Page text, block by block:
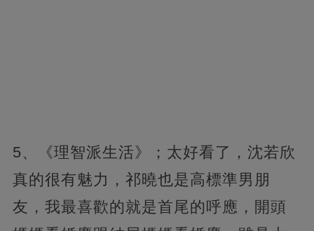
5、《理智派生活》；太好看了，沈若欣
真的很有魅力，祁曉也是高標準男朋
友，我最喜歡的就是首尾的呼應，開頭